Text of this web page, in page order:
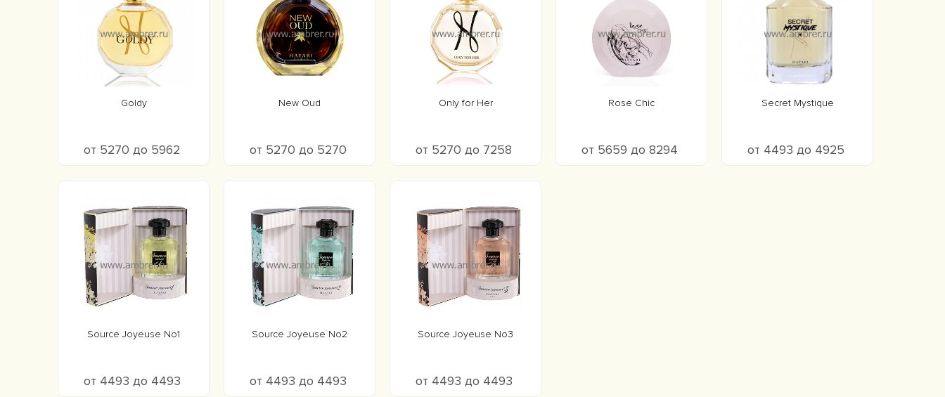
Goldy
от 5270 до 5962
New Oud
от 5270 до 5270
Only for Her
от 5270 до 7258
Rose Chic
от 5659 до 8294
Secret Mystique
от 4493 до 4925
Source Joyeuse No1
от 4493 до 4493
Source Joyeuse No2
от 4493 до 4493
Source Joyeuse No3
от 4493 до 4493